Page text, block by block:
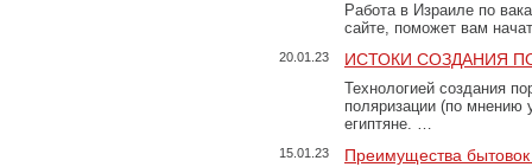
Работа в Израиле по
сайте, поможет вам
20.01.23 ИСТОКИ СОЗДАНИЯ
Технологией создания
поляризации (по
египтяне. …
15.01.23 Преимущества